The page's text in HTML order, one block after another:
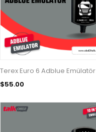
Terex Euro 6 Adblue Emülatör
$55.00